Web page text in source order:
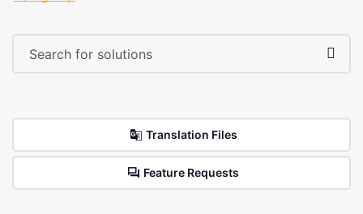
Translation Files
Feature Requests